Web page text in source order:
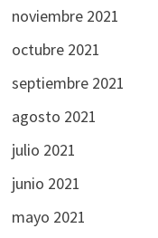
noviembre 2021
octubre 2021
septiembre 2021
agosto 2021
julio 2021
junio 2021
mayo 2021